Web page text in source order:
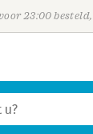
23:00